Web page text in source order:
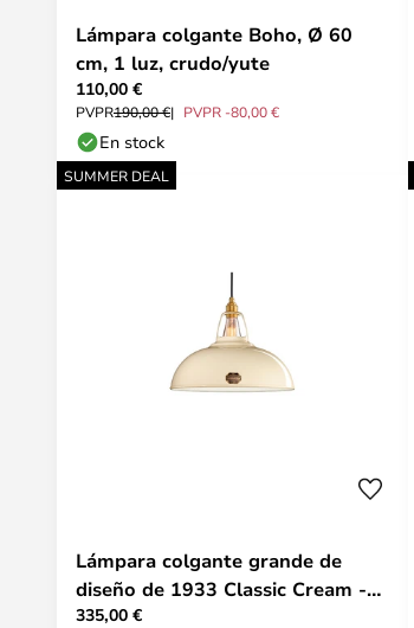
Lámpara colgante Boho, Ø 60
cm, 1 luz, crudo/yute
110,00 €
PVPR190,00 € PVPR -80,00 €
En stock
SUMMER DEAL
Lámpara colgante grande de
diseño de 1933 Classic Cream -
Coolicon
335,00 €